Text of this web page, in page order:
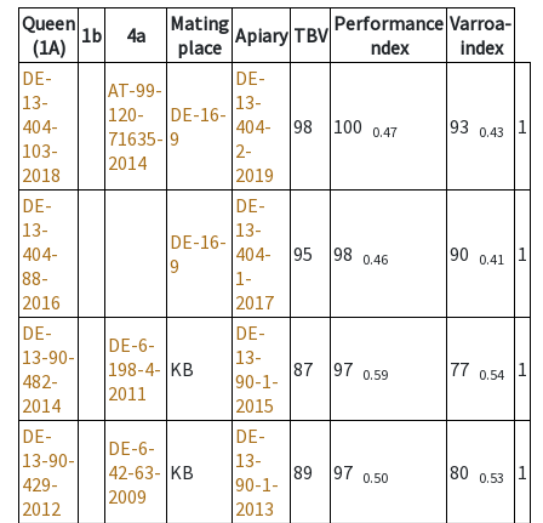
Queen
(1A)
1b 4a
Mating
place Apiary TBV Performance
ndex
Varroa-
index
DE-
13-
404-
103-
2018
AT-99-
120-
71635-
2014
DE-16-
9
DE-
13-
404-
2-
2019
98 100 0.47 93 0.43 1
DE-
13-
404-
88-
2016
DE-16-
9
DE-
13-
404-
1-
2017
95 98 0.46 90 0.41 1
DE-
13-90-
482-
2014
DE-6-
198-4-
2011
KB
DE-
13-
90-1-
2015
87 97 0.59 77 0.54 1
DE-
13-90-
429-
2012
DE-6-
42-63-
2009
KB
DE-
13-
90-1-
2013
89 97 0.50 80 0.53 1